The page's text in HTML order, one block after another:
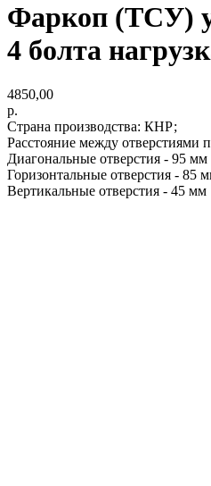
Фаркоп (ТСУ)
4 болта
4850,00
р.
Страна производства: КНР;
Расстояние между отверстиями
Диагональные отверстия - 95 мм
Горизонтальные отверстия - 85
Вертикальные отверстия - 45 мм